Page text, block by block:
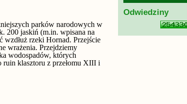
parków narodowych w
200 jaskiń (m.in. wpisana na
rzeki Hornad. Przejście
wrażenia. Przejdziemy
wodospadów, których
ruin klasztoru z przełomu XIII i
Odwiedziny